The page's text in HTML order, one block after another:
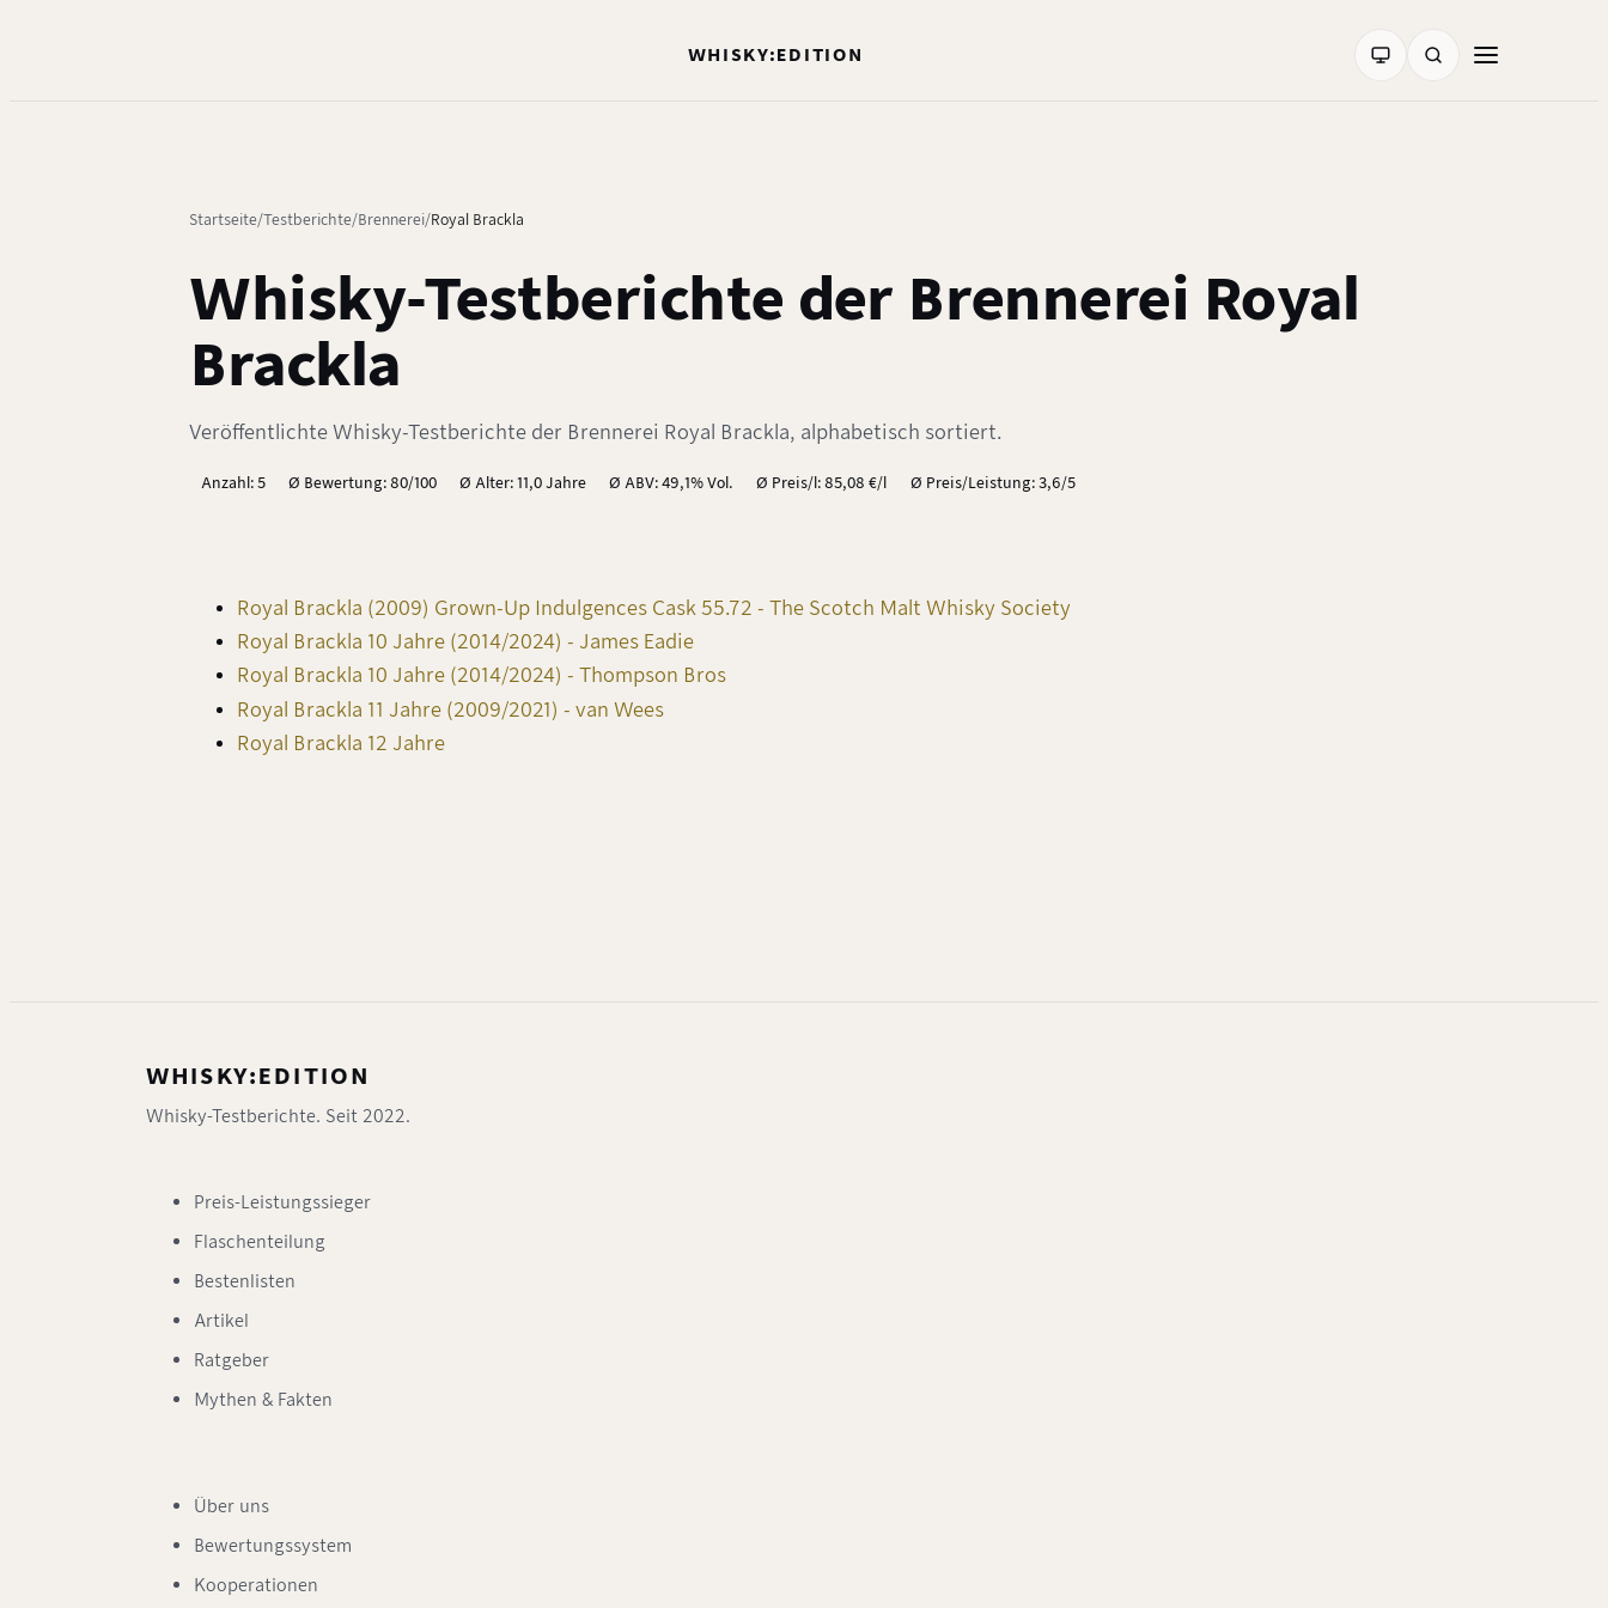
WHISKY:EDITION
Startseite Testberichte Brennerei Royal Brackla
Whisky-Testberichte der Brennerei Royal
Brackla
Veröffentlichte Whisky-Testberichte der Brennerei Royal Brackla, alphabetisch sortiert.
Anzahl: 5 Ø Bewertung: 80/100 Ø Alter: 11,0 Jahre Ø ABV: 49,1% Vol. Ø Preis/l: 85,08 €/l Ø Preis/Leistung: 3,6/5
Royal Brackla (2009) Grown-Up Indulgences Cask 55.72 - The Scotch Malt Whisky Society
Royal Brackla 10 Jahre (2014/2024) - James Eadie
Royal Brackla 10 Jahre (2014/2024) - Thompson Bros
Royal Brackla 11 Jahre (2009/2021) - van Wees
Royal Brackla 12 Jahre
WHISKY:EDITION
Whisky-Testberichte. Seit 2022.
Preis-Leistungssieger
Flaschenteilung
Bestenlisten
Artikel
Ratgeber
Mythen & Fakten
Über uns
Bewertungssystem
Kooperationen